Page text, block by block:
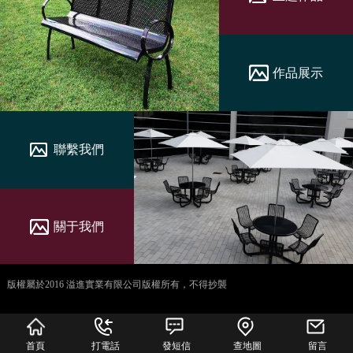
作品展示
聯繫我們
關于我們
版權屬於2016 溢進實業有限公司版權所有，不得抄襲
首頁 打電話 發短信 查地圖 留言